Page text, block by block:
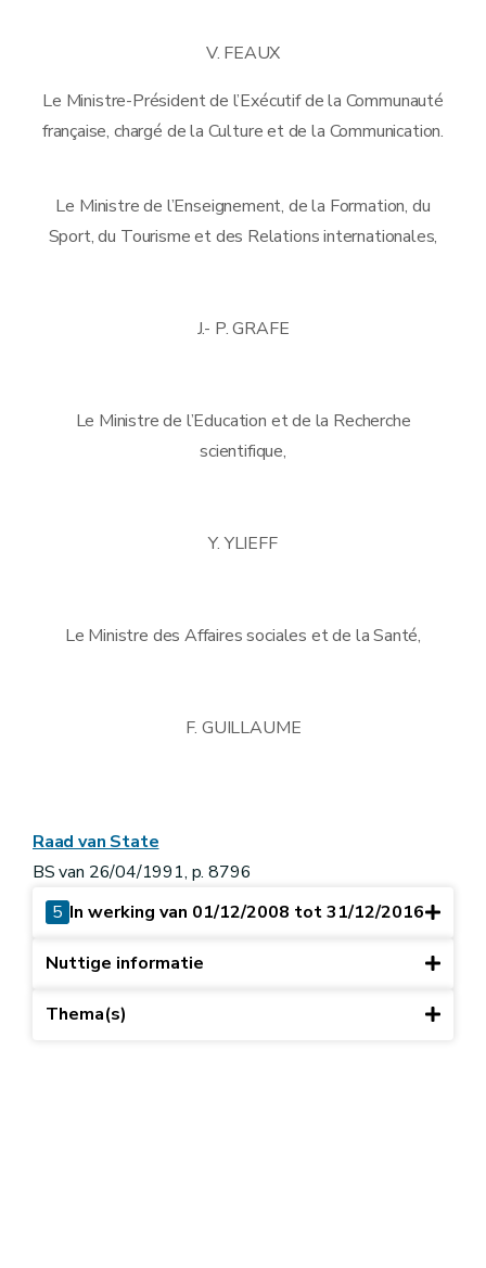
V. FEAUX
Le Ministre-Président de l’Exécutif de la Communauté
française, chargé de la Culture et de la Communication.
Le Ministre de l’Enseignement, de la Formation, du
Sport, du Tourisme et des Relations internationales,
J.- P. GRAFE
Le Ministre de l’Education et de la Recherche
scientifique,
Y. YLIEFF
Le Ministre des Affaires sociales et de la Santé,
F. GUILLAUME
Raad van State
BS van 26/04/1991, p. 8796
5 In werking van 01/12/2008 tot 31/12/2016
Nuttige informatie
Thema(s)